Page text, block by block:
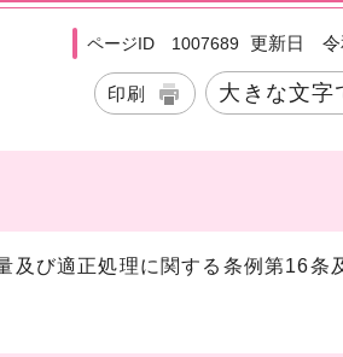
ページID 1007689 更新日 令
印刷 大きな文字
及び適正処理に関する条例第16条